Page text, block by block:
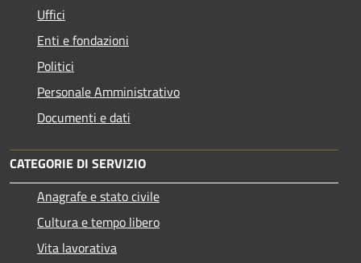
Uffici
Enti e fondazioni
Politici
Personale Amministrativo
Documenti e dati
CATEGORIE DI SERVIZIO
Anagrafe e stato civile
Cultura e tempo libero
Vita lavorativa